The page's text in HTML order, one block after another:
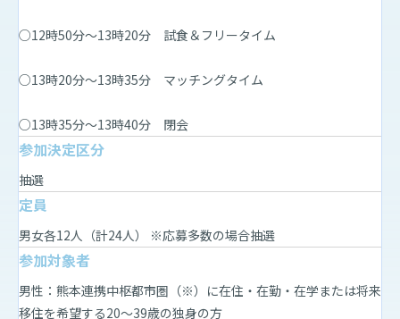
○12時50分～13時20分 試食＆フリータイム
○13時20分～13時35分 マッチングタイム
○13時35分～13時40分 閉会
参加決定区分
抽選
定員
男女各12人（計24人） ※応募多数の場合抽選
参加対象者
男性：熊本連携中枢都市圏（※）に在住・在勤・在学または将来
移住を希望する20～39歳の独身の方